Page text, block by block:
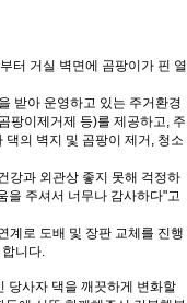
터 거실 벽면에 곰팡이가 핀 열
받아 운영하고 있는 주거환경
팡이제거제 등)를 제공하고, 주
의 벽지 및 곰팡이 제거, 청소
강과 외관상 좋지 못해 걱정하
을 주셔서 너무나 감사하다"고
계로 도배 및 장판 교체를 진행
니다.
당사자 댁을 깨끗하게 변화할